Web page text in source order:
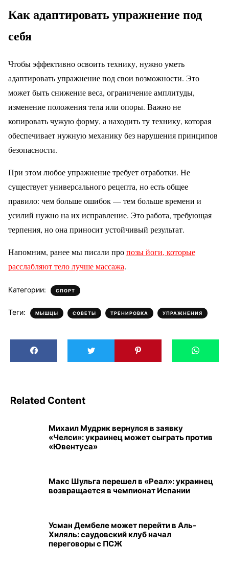
Как адаптировать упражнение под
себя
Чтобы эффективно освоить технику, нужно уметь
адаптировать упражнение под свои возможности. Это
может быть снижение веса, ограничение амплитуды,
изменение положения тела или опоры. Важно не
копировать чужую форму, а находить ту технику, которая
обеспечивает нужную механику без нарушения принципов
безопасности.
При этом любое упражнение требует отработки. Не
существует универсального рецепта, но есть общее
правило: чем больше ошибок — тем больше времени и
усилий нужно на их исправление. Это работа, требующая
терпения, но она приносит устойчивый результат.
Напомним, ранее мы писали пропозы йоги, которые
расслабляют тело лучше массажа.
Категории: СПОРТ
Теги: МЫШЦЫ , СОВЕТЫ , ТРЕНИРОВКА , УПРАЖНЕНИЯ
Related Content
Михаил Мудрик вернулся в заявку
«Челси»: украинец может сыграть против
«Ювентуса»
Макс Шульга перешел в «Реал»: украинец
возвращается в чемпионат Испании
Усман Дембеле может перейти в Аль-
Хиляль: саудовский клуб начал
переговоры с ПСЖ